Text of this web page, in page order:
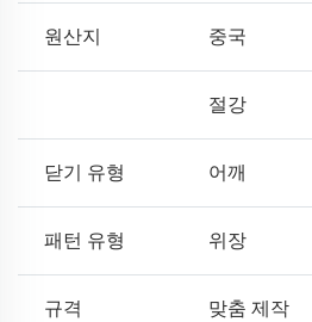
원산지 중국
절강
닫기 유형 어깨
패턴 유형 위장
규격 맞춤 제작